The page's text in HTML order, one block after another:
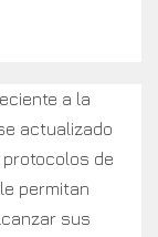
a la
actualizado
de
permitan
sus